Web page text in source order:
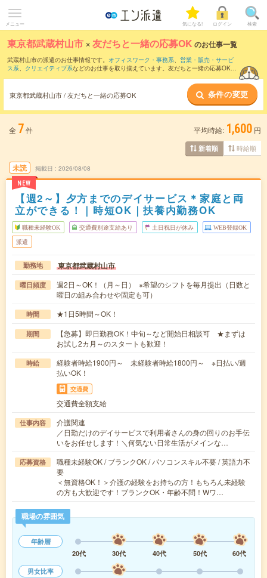
メニュー 気になる! ログイン 検索
東京都武蔵村山市 ×友だちと一緒の応募OK のお仕事一覧
武蔵村山市の派遣のお仕事情報です。 オフィスワーク・事務系、 営業・販売・サービ
ス系、 クリエイティブ系などのお仕事を取り揃えています。友だちと一緒の応募OKの
東京都武蔵村山市 / 友だちと一緒の応募OK 条件の変更
全 7件 平均時給: 1,600 円
新着順 時給順
未読
NEW
掲載日 2026/08/08
【週2～】夕方までのデイサービス＊家庭と両
立ができる！｜時短OK｜扶養内勤務OK
職種未経験OK 交通費別途支給あり 土日祝日が休み WEB登録OK
派遣
勤務地 東京都武蔵村山市
曜日頻度
週2日～OK！（月～日） ※希望のシフトを毎月提出（日数と
曜日の組み合わせや固定も可）
時間 ★1日5時間～OK！
期間
【急募】即日勤務OK！中旬～など開始日相談可 ★まずは
お試し2カ月～のスタートも歓迎！
時給
経験者時給1900円～ 未経験者時給1800円～ ※日払い/週
払いOK！
交通費
交通費全額支給
仕事内容
介護関連
／日勤だけのデイサービスで利用者さんの身の回りのお手伝
いをお任せします！＼何気ない日常生活がメインな…
応募資格
職種未経験OK / ブランクOK / パソコンスキル不要 / 英語力不
要
＜無資格OK！＞介護の経験をお持ちの方！もちろん未経験
の方も大歓迎です！ブランクOK・年齢不問！Wワ…
職場の雰囲気
年齢層
20代
30代 40代 50代
60代
男女比率